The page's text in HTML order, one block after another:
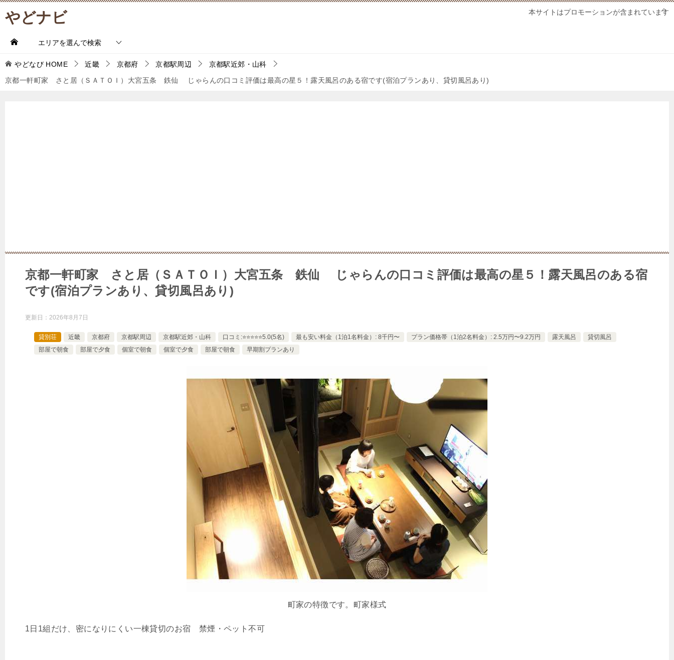
やどナビ 本サイトはプロモーションが含まれています
エリアを選んで検索
やどなび HOME 近畿 京都府 京都駅周辺
京都駅近郊・山科
京都一軒町家 さと居（ＳＡＴＯＩ）大宮五条 鉄仙 じゃらんの口コミ評価は最高の星５！露天風呂のある宿です(宿泊プランあり、貸切風呂あり)
京都一軒町家 さと居（ＳＡＴＯＩ）大宮五条 鉄仙 じゃらんの口コミ評価は最高の星５！露天風呂のある宿
です(宿泊プランあり、貸切風呂あり)
更新日： 2026年8月7日
貸別荘 近畿 京都府 京都駅周辺 京都駅近郊・山科 口コミ:⭐️⭐️⭐️⭐️⭐️5.0(5名) 最も安い料金（1泊1名料金）: 8千円〜 プラン価格帯（1泊2名料金）: 2.5万円〜9.2万円 露天風呂
貸切風呂
部屋で朝食
部屋で夕食 個室で朝食 個室で夕食 部屋で朝食 早期割プランあり
町家の特徴です。町家様式
1日1組だけ、密になりにくい一棟貸切のお宿 禁煙・ペット不可